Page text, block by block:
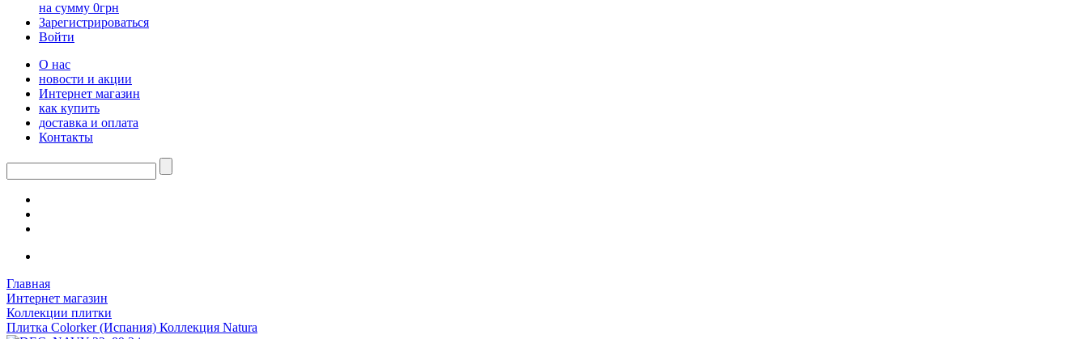
на сумму 0грн
Зарегистрироваться
Войти
О нас
новости и акции
Интернет магазин
как купить
доставка и оплата
Контакты
Главная
Интернет магазин
Коллекции плитки
Плитка Colorker (Испания) Коллекция Natura